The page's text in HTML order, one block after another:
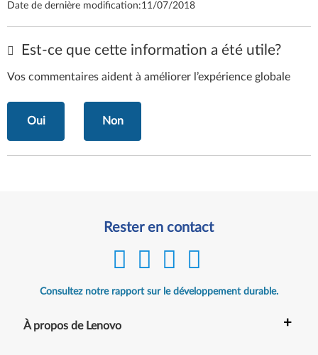
Date de dernière modification:11/07/2018
Est-ce que cette information a été utile?
Vos commentaires aident à améliorer l’expérience globale
Oui Non
Rester en contact
Consultez notre rapport sur le développement durable.
À propos de Lenovo +